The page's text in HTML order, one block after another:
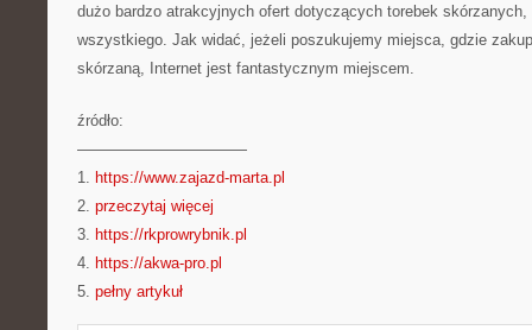
dużo bardzo atrakcyjnych ofert dotyczących torebek
wszystkiego. Jak widać, jeżeli poszukujemy miejsca, gdzie
skórzaną, Internet jest fantastycznym miejscem.
źródło:
———————————
1. https://www.zajazd-marta.pl
2. przeczytaj więcej
3. https://rkprowrybnik.pl
4. https://akwa-pro.pl
5. pełny artykuł